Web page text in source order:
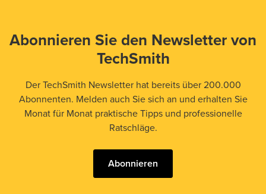
Abonnieren Sie den Newsletter von
TechSmith
Der TechSmith Newsletter hat bereits über 200.000
Abonnenten. Melden auch Sie sich an und erhalten Sie
Monat für Monat praktische Tipps und professionelle
Ratschläge.
Abonnieren